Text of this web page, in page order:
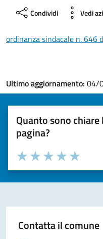
Condividi Vedi
ordinanza sindacale n. 646
Ultimo aggiornamento: 04/
Quanto sono
pagina?
Valuta la chiarezza delle
Seleziona il numero di
Valuta 5
Valuta 4
Valuta 3 stelle
Valuta 2 stelle su 5
Valuta 1 stelle su 5
Contatta il comune